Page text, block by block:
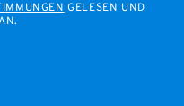
GELESEN UND